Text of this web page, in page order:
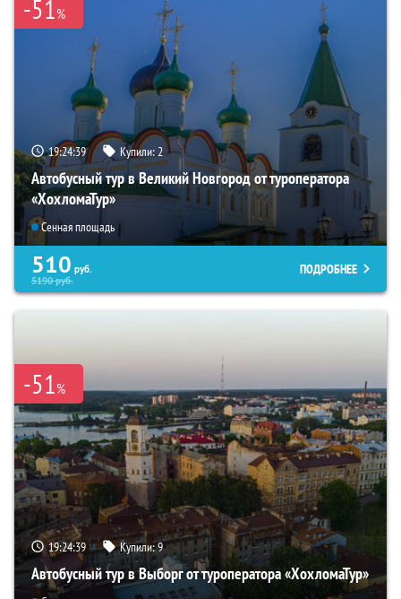
-51%
19:24:37 Купили:2
Автобусный тур в Великий Новгород от туроператора
«ХохломаТур»
Сенная площадь
510 руб.
5190руб.
ПОДРОБНЕЕ
-51%
19:24:37 Купили:9
Автобусный тур в Выборг от туроператора «ХохломаТур»